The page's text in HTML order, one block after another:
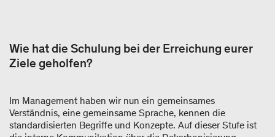
Wie hat die Schulung bei der Erreichung eurer
Ziele geholfen?
Im Management haben wir nun ein gemeinsames
Verständnis, eine gemeinsame Sprache, kennen die
standardisierten Begriffe und Konzepte. Auf dieser Stufe ist